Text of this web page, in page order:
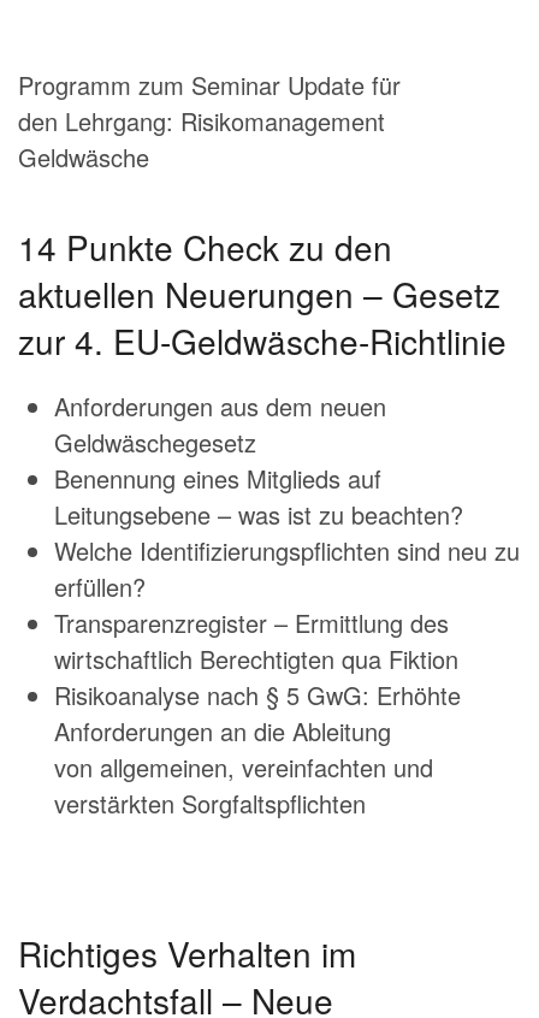
Programm zum Seminar Update für
den Lehrgang: Risikomanagement
Geldwäsche
14 Punkte Check zu den
aktuellen Neuerungen – Gesetz
zur 4. EU-Geldwäsche-Richtlinie
Anforderungen aus dem neuen
Geldwäschegesetz
Benennung eines Mitglieds auf
Leitungsebene – was ist zu beachten?
Welche Identifizierungspflichten sind neu zu
erfüllen?
Transparenzregister – Ermittlung des
wirtschaftlich Berechtigten qua Fiktion
Risikoanalyse nach § 5 GwG: Erhöhte
Anforderungen an die Ableitung
von allgemeinen, vereinfachten und
verstärkten Sorgfaltspflichten
Richtiges Verhalten im
Verdachtsfall – Neue